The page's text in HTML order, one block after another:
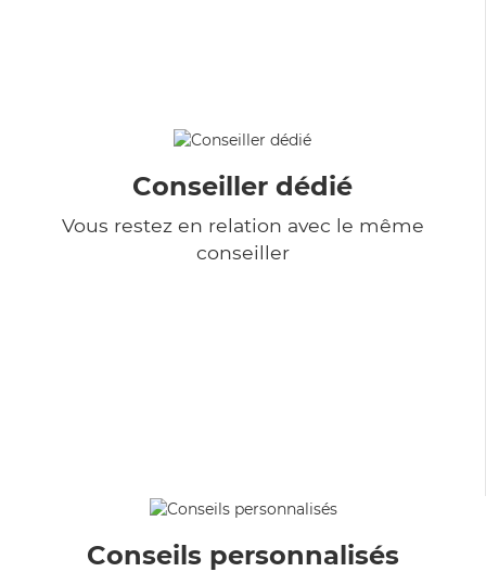
Conseiller dédié
Vous restez en relation avec le même
conseiller
Conseils personnalisés